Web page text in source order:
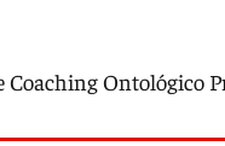
Ontológico